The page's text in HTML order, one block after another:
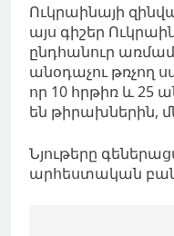
Ուկրաինայի
այս գիշեր
ընդհանուր
անօդաչու թռչող
որ 10 հրթիռ և 25
են թիրախներին,
Նյութերը
արհեստական